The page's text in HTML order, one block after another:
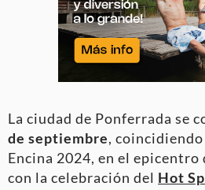
La ciudad de Ponferrada se
de septiembre,
Encina 2024, en el epicentro
con la celebración del Hot